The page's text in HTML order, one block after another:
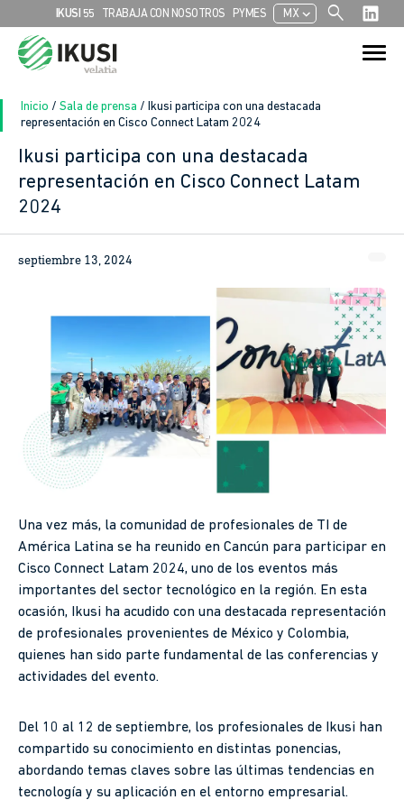
IKUSI 55 TRABAJA CON NOSOTROS PYMES MXchevron_left search
Search
for:
Search Button
Inicio / Sala de prensa / Ikusi participa con una destacada
representación en Cisco Connect Latam 2024
Ikusi participa con una destacada
representación en Cisco Connect Latam
2024
septiembre 13, 2024
Una vez más, la comunidad de profesionales de TI de
América Latina se ha reunido en Cancún para participar en
Cisco Connect Latam 2024, uno de los eventos más
importantes del sector tecnológico en la región. En esta
ocasión, Ikusi ha acudido con una destacada representación
de profesionales provenientes de México y Colombia,
quienes han sido parte fundamental de las conferencias y
actividades del evento.
Del 10 al 12 de septiembre, los profesionales de Ikusi han
compartido su conocimiento en distintas ponencias,
abordando temas claves sobre las últimas tendencias en
tecnología y su aplicación en el entorno empresarial.